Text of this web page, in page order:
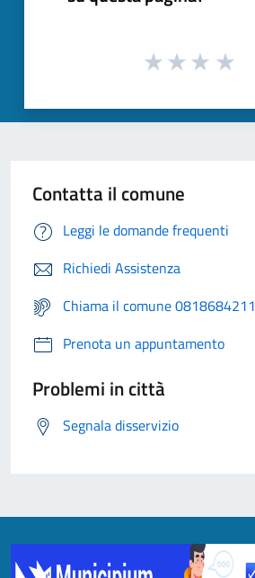
Contatta il comune
Leggi le domande frequenti
Richiedi Assistenza
Chiama il comune 0818684211
Prenota un appuntamento
Problemi in città
Segnala disservizio